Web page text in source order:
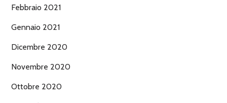
Febbraio 2021
Gennaio 2021
Dicembre 2020
Novembre 2020
Ottobre 2020